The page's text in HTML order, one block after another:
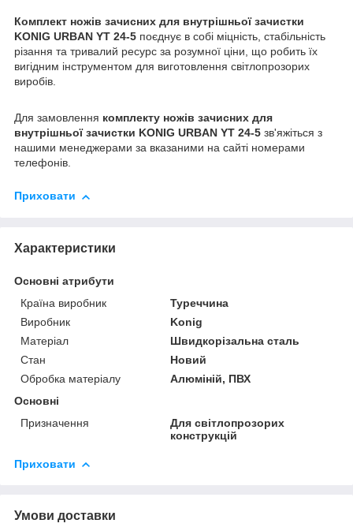
Комплект ножів зачисних для внутрішньої зачистки
KONIG URBAN YT 24-5 поєднує в собі міцність, стабільність
різання та тривалий ресурс за розумної ціни, що робить їх
вигідним інструментом для виготовлення світлопрозорих
виробів.
Для замовлення комплекту ножів зачисних для
внутрішньої зачистки KONIG URBAN YT 24-5 зв'яжіться з
нашими менеджерами за вказаними на сайті номерами
телефонів.
Приховати
Характеристики
Основні атрибути
Країна виробник
Туреччина
Виробник
Konig
Матеріал
Швидкорізальна сталь
Стан
Новий
Обробка матеріалу
Алюміній, ПВХ
Основні
Призначення
Для світлопрозорих
конструкцій
Приховати
Умови доставки